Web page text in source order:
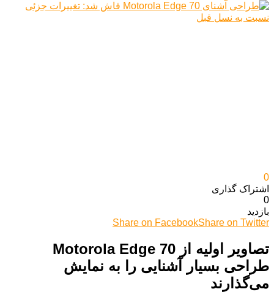
0
اشتراک گذاری‌
0
بازدید
Share on FacebookShare on Twitter
تصاویر اولیه از Motorola Edge 70
طراحی بسیار آشنایی را به نمایش
می‌گذارند